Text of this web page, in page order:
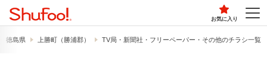
お気に入り
徳島県 上勝町（勝浦郡） TV局・新聞社・フリーペーパー・その他のチラシ一覧